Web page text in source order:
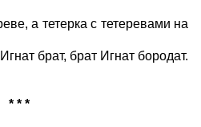
а тетерка с тетеревами на
брат, брат Игнат бородат.
* * *